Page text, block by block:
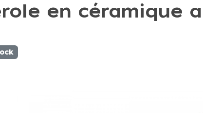
en céramique